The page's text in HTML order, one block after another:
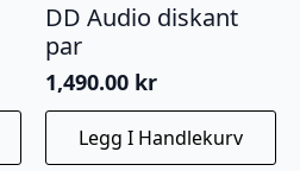
DD Audio diskant
par
1,490.00 kr
Legg I Handlekurv